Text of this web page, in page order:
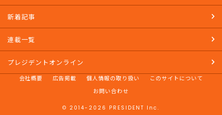
新着記事
連載一覧
プレジデントオンライン
会社概要 広告掲載 個人情報の取り扱い
このサイトについて
お問い合わせ
© 2014-2026 PRESIDENT Inc.